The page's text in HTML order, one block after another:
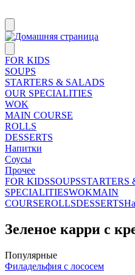
FOR KIDS
SOUPS
STARTERS & SALADS
OUR SPECIALITIES
WOK
MAIN COURSE
ROLLS
DESSERTS
Напитки
Соусы
Прочее
FOR KIDSSOUPSSTARTERS
SPECIALITIESWOKMAIN
COURSEROLLSDESSERTS
Зеленое карри с
Популярные
Филадельфия с лососем